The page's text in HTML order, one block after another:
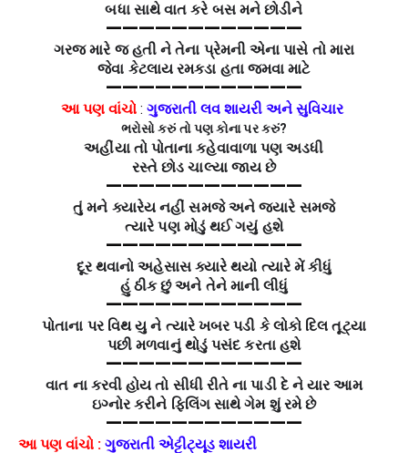
બધા સાથે વાત કરે બસ મને છોડીને
————————————
ગરજ મારે જ હતી ને તેના પ્રેમની એના પાસે તો મારા
જેવા કેટલાય રમકડા હતા જમવા માટે
————————————
આ પણ વાંચો : ગુજરાતી લવ શાયરી અને સુવિચાર
ભરોસો કરું તો પણ કોના પર કરું?
અહીંયા તો પોતાના કહેવાવાળા પણ અડધી
રસ્તે છોડ ચાલ્યા જાય છે
————————————
તું મને ક્યારેય નહીં સમજે અને જ્યારે સમજે
ત્યારે પણ મોડું થઈ ગયું હશે
————————————
દૂર થવાનો અહેસાસ ક્યારે થયો ત્યારે મેં કીધું
હું ઠીક છું અને તેને માની લીધું
————————————
પોતાના પર વિથ યુ ને ત્યારે ખબર પડી કે લોકો દિલ તૂટ્યા
પછી મળવાનું થોડું પસંદ કરતા હશે
————————————
વાત ના કરવી હોય તો સીધી રીતે ના પાડી દે ને યાર આમ
ઇગ્નોર કરીને ફિલિંગ સાથે ગેમ શું રમે છે
————————————
આ પણ વાંચો : ગુજરાતી એટ્ટીટ્યૂડ શાયરી